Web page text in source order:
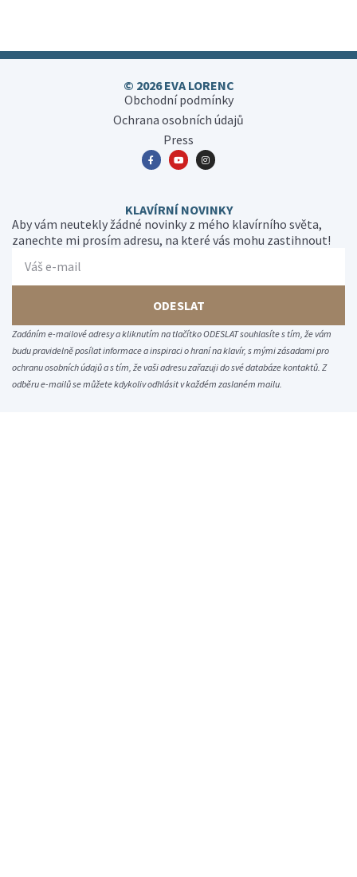
© 2026 EVA LORENC
Obchodní podmínky
Ochrana osobních údajů
Press
KLAVÍRNÍ NOVINKY
Aby vám neutekly žádné novinky z mého klavírního světa,
zanechte mi prosím adresu, na které vás mohu zastihnout!
ODESLAT
Zadáním e-mailové adresy a kliknutím na tlačítko ODESLAT souhlasíte s tím, že vám
budu pravidelně posílat informace a inspiraci o hraní na klavír, s mými zásadami pro
ochranu osobních údajů a s tím, že vaši adresu zařazuji do své databáze kontaktů. Z
odběru e-mailů se můžete kdykoliv odhlásit v každém zaslaném mailu.